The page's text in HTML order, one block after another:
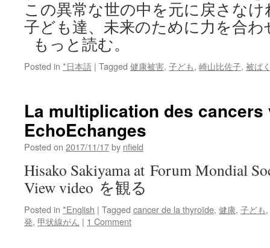
この異常な世の中を元に戻さな
子ども達、未来のために力を合
もっと読む。
Posted in *日本語 | Tagged 健康被害, 子ども, 崎山比佐子, 被ば
La multiplication des cancers
EchoEchanges
Posted on 2017/11/17by nfield
Hisako Sakiyama at Forum Mondial
View video を観る
Posted in *English | Tagged cancer de la thyroïde, 健康, 子ども,
発, 甲状線がん | 1 Comment